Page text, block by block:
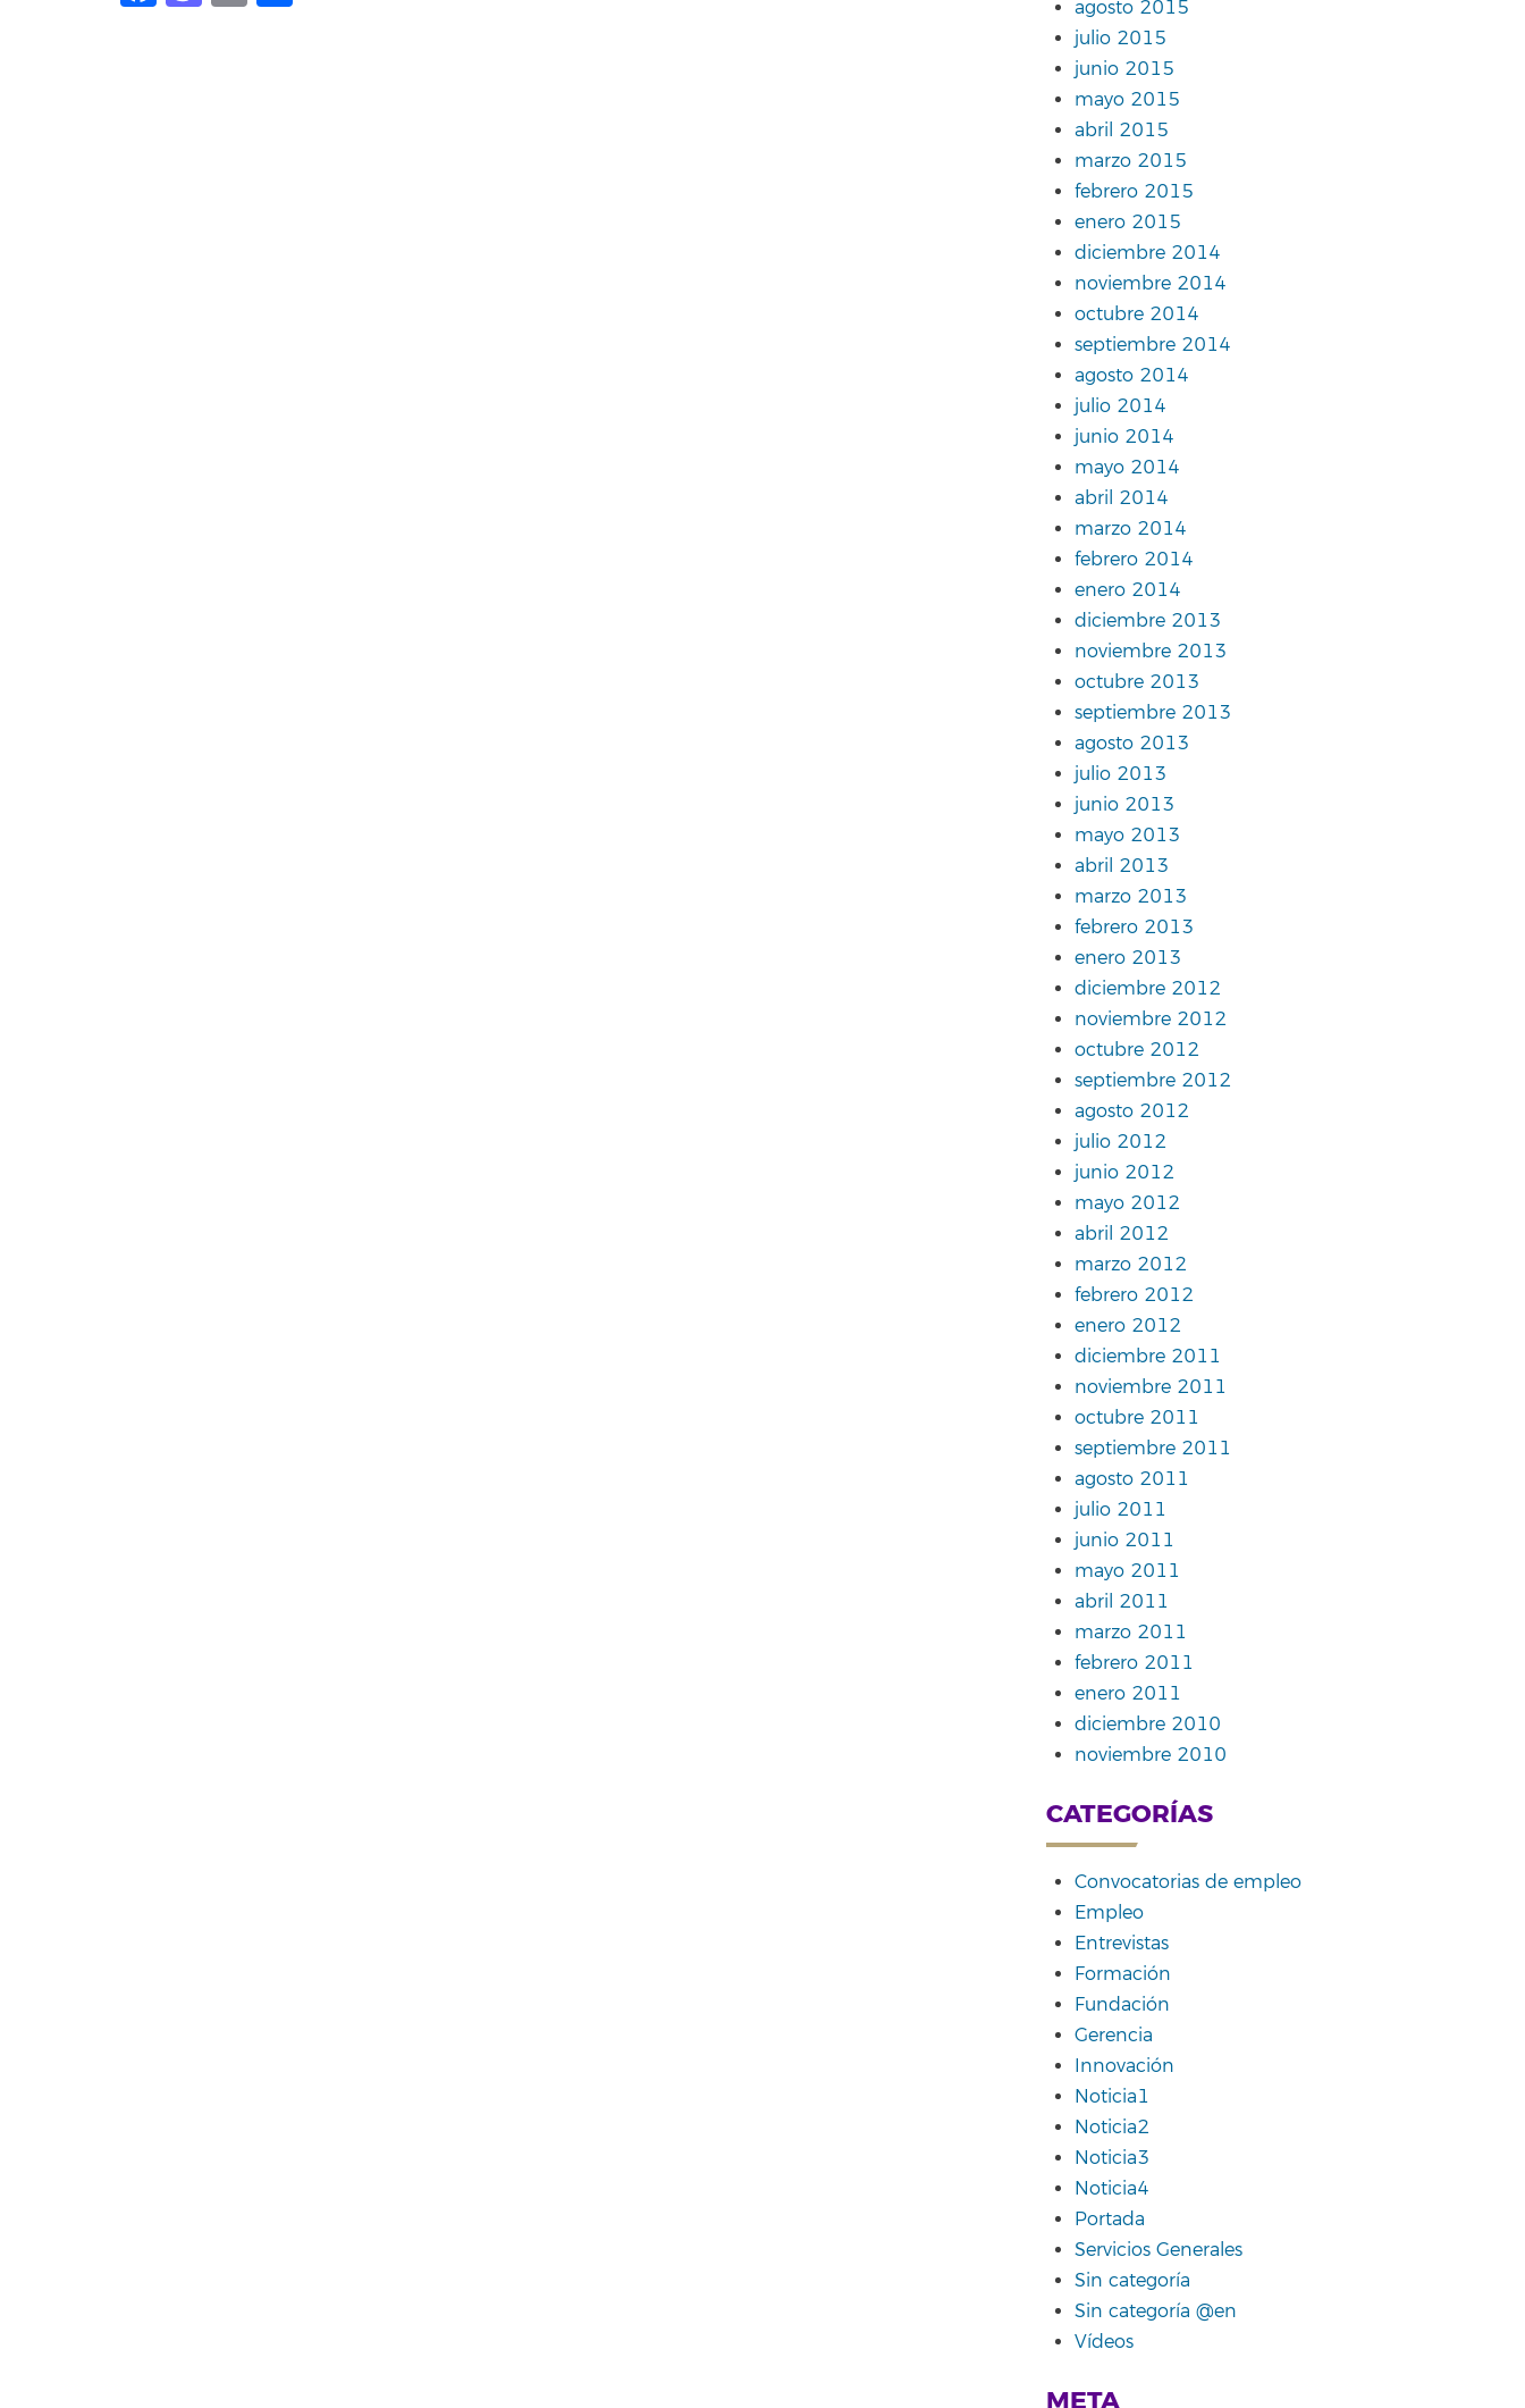
agosto 2015
julio 2015
junio 2015
mayo 2015
abril 2015
marzo 2015
febrero 2015
enero 2015
diciembre 2014
noviembre 2014
octubre 2014
septiembre 2014
agosto 2014
julio 2014
junio 2014
mayo 2014
abril 2014
marzo 2014
febrero 2014
enero 2014
diciembre 2013
noviembre 2013
octubre 2013
septiembre 2013
agosto 2013
julio 2013
junio 2013
mayo 2013
abril 2013
marzo 2013
febrero 2013
enero 2013
diciembre 2012
noviembre 2012
octubre 2012
septiembre 2012
agosto 2012
julio 2012
junio 2012
mayo 2012
abril 2012
marzo 2012
febrero 2012
enero 2012
diciembre 2011
noviembre 2011
octubre 2011
septiembre 2011
agosto 2011
julio 2011
junio 2011
mayo 2011
abril 2011
marzo 2011
febrero 2011
enero 2011
diciembre 2010
noviembre 2010
CATEGORÍAS
Convocatorias de empleo
Empleo
Entrevistas
Formación
Fundación
Gerencia
Innovación
Noticia1
Noticia2
Noticia3
Noticia4
Portada
Servicios Generales
Sin categoría
Sin categoría @en
Vídeos
META